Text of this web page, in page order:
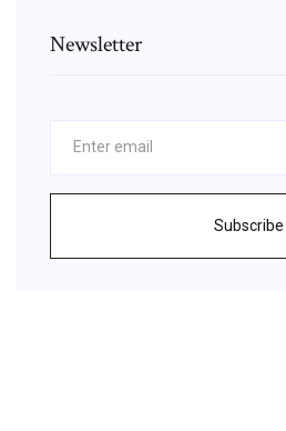
Newsletter
Subscribe